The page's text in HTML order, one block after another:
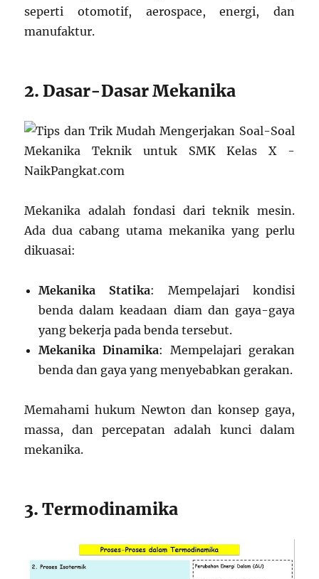
seperti otomotif, aerospace, energi, dan
manufaktur.
2. Dasar-Dasar Mekanika
Mekanika adalah fondasi dari teknik mesin.
Ada dua cabang utama mekanika yang perlu
dikuasai:
Mekanika Statika: Mempelajari kondisi
benda dalam keadaan diam dan gaya-gaya
yang bekerja pada benda tersebut.
Mekanika Dinamika: Mempelajari gerakan
benda dan gaya yang menyebabkan gerakan.
Memahami hukum Newton dan konsep gaya,
massa, dan percepatan adalah kunci dalam
mekanika.
3. Termodinamika